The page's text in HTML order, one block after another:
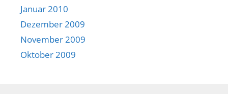
Januar 2010
Dezember 2009
November 2009
Oktober 2009